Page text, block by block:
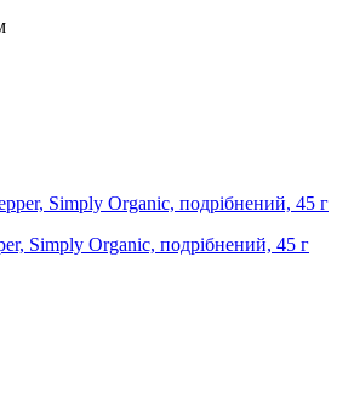
Simply Organic, подрібнений, 45 г